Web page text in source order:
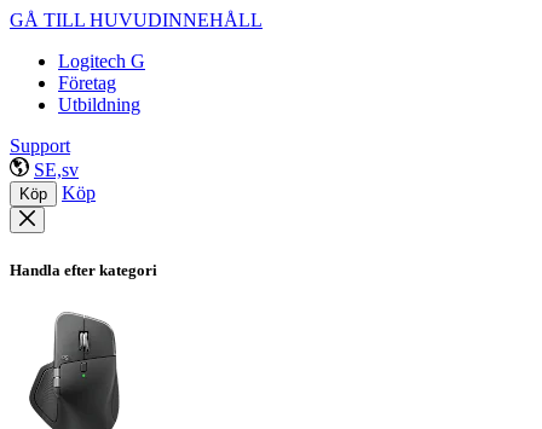
GÅ TILL HUVUDINNEHÅLL
Logitech G
Företag
Utbildning
Support
SE,sv
Köp Köp
Handla efter kategori